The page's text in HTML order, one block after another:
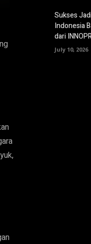
Sukses
Indonesia
dari
July 10, 2026